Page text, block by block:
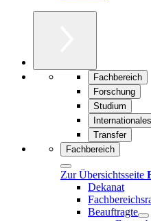
Fachbereich
Forschung
Studium
Internationales
Transfer
Fachbereich
Zur Übersichtsseite
Dekanat
Beauftragte